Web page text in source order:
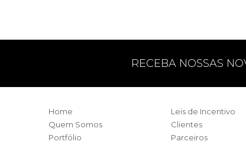
RECEBA NOSSAS
Home
Quem Somos
Portfólio
Leis de Incentivo
Clientes
Parceiros